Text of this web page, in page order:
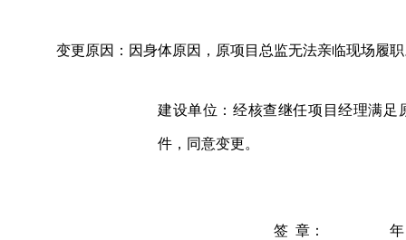
变更原因 ：因身体原因，原项目总监无法亲临现场履
建设单位 ：经核查继任项目经理满
件，同意变更。
签 章： 年